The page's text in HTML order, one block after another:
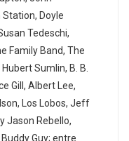
Station, Doyle
Tedeschi,
Family Band, The
Sumlin, B. B.
Gill, Albert Lee,
Los Lobos, Jeff
Jason Rebello,
Guy; entre